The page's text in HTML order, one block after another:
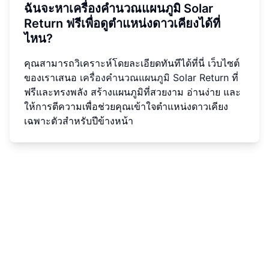
ฉันจะหาเครื่องคำนวณแผนภูมิ Solar
Return ฟรีเพื่อดูตำแหน่งดาวเคียงได้ที่
ไหน?
คุณสามารถวิเคราะห์โดยละเอียดทันทีได้ที่นี่ เว็บไซต์
ของเราเสนอ เครื่องคำนวณแผนภูมิ Solar Return ที่
ฟรีและทรงพลัง สร้างแผนภูมิที่สวยงาม อ่านง่าย และ
ให้การตีความเพื่อช่วยคุณเข้าใจตำแหน่งดาวเคียง
เฉพาะตัวสำหรับปีข้างหน้า